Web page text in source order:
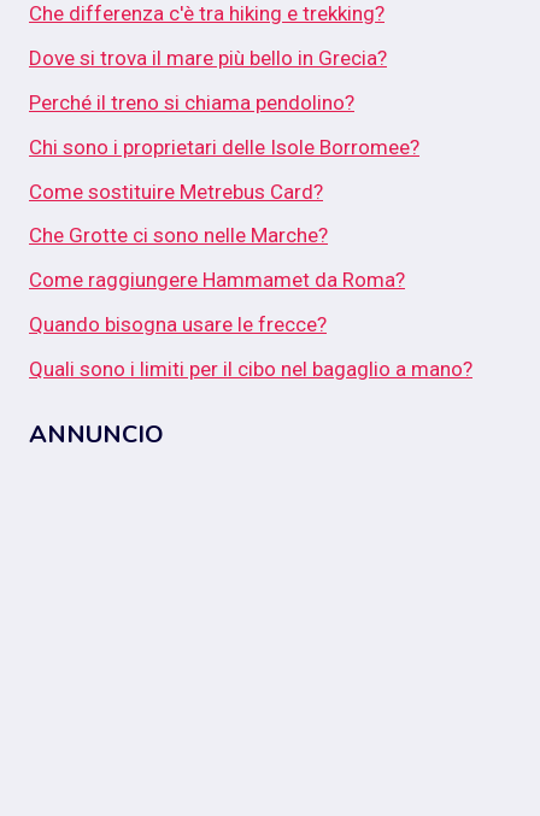
Che differenza c'è tra hiking e trekking?
Dove si trova il mare più bello in Grecia?
Perché il treno si chiama pendolino?
Chi sono i proprietari delle Isole Borromee?
Come sostituire Metrebus Card?
Che Grotte ci sono nelle Marche?
Come raggiungere Hammamet da Roma?
Quando bisogna usare le frecce?
Quali sono i limiti per il cibo nel bagaglio a mano?
ANNUNCIO